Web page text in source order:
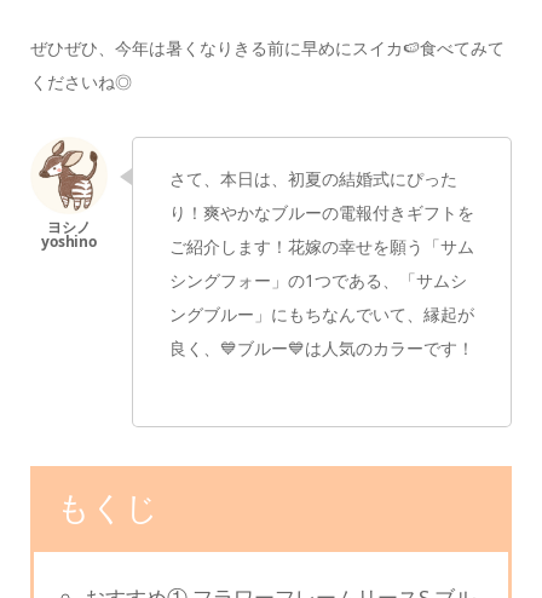
ぜひぜひ、今年は暑くなりきる前に早めにスイカ🍉食べてみて
くださいね◎
さて、本日は、初夏の結婚式にぴった
り！ 爽やかなブルーの電報付きギフトを
ご紹介します！ 花嫁の幸せを願う「サム
シングフォー」の1つである、
「サムシ
ングブルー」にもちなんでいて、 縁起が
良く、💙ブルー💙は人気のカラーです！
もくじ